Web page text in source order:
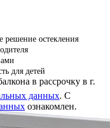
данных. С
ознакомлен.
решение остекления
для детей
в рассрочку в г.